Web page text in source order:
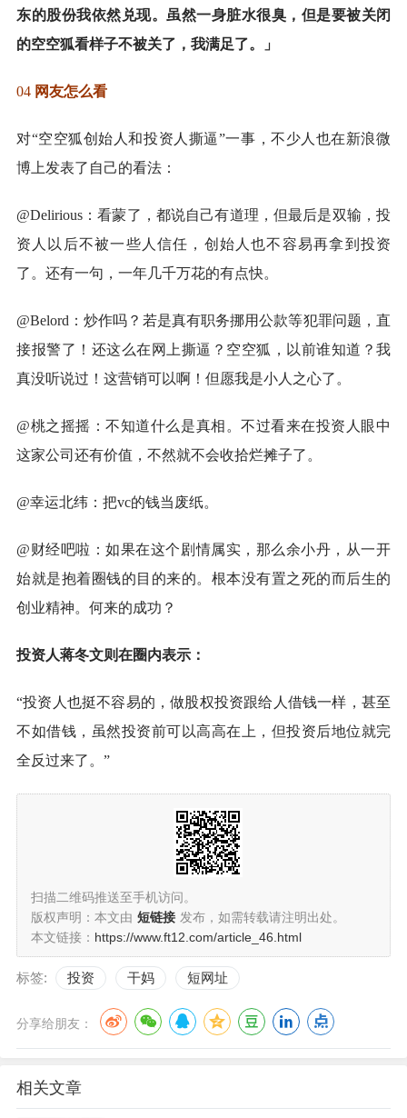
东的股份我依然兑现。虽然一身脏水很臭，但是要被关闭
的空空狐看样子不被关了，我满足了。」
04 网友怎么看
对“空空狐创始人和投资人撕逼”一事，不少人也在新浪微
博上发表了自己的看法：
@Delirious：看蒙了，都说自己有道理，但最后是双输，投
资人以后不被一些人信任，创始人也不容易再拿到投资
了。还有一句，一年几千万花的有点快。
@Belord：炒作吗？若是真有职务挪用公款等犯罪问题，直
接报警了！还这么在网上撕逼？空空狐，以前谁知道？我
真没听说过！这营销可以啊！但愿我是小人之心了。
@桃之摇摇：不知道什么是真相。不过看来在投资人眼中
这家公司还有价值，不然就不会收拾烂摊子了。
@幸运北纬：把vc的钱当废纸。
@财经吧啦：如果在这个剧情属实，那么余小丹，从一开
始就是抱着圈钱的目的来的。根本没有置之死的而后生的
创业精神。何来的成功？
投资人蒋冬文则在圈内表示：
“投资人也挺不容易的，做股权投资跟给人借钱一样，甚至
不如借钱，虽然投资前可以高高在上，但投资后地位就完
全反过来了。”
扫描二维码推送至手机访问。
版权声明：本文由 短链接 发布，如需转载请注明出处。
本文链接： https://www.ft12.com/article_46.html
标签: 投资 干妈 短网址
分享给朋友：
相关文章